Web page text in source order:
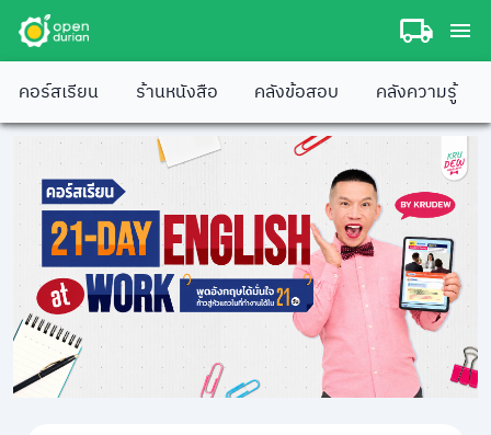
คอร์สเรียน ร้านหนังสือ คลังข้อสอบ คลังความรู้